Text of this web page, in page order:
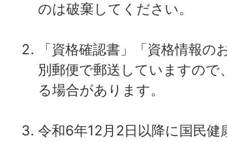
のは破棄してください。
「資格確認書」「資格情報
別郵便で郵送していますので
る場合があります。
令和6年12月2日以降に国民